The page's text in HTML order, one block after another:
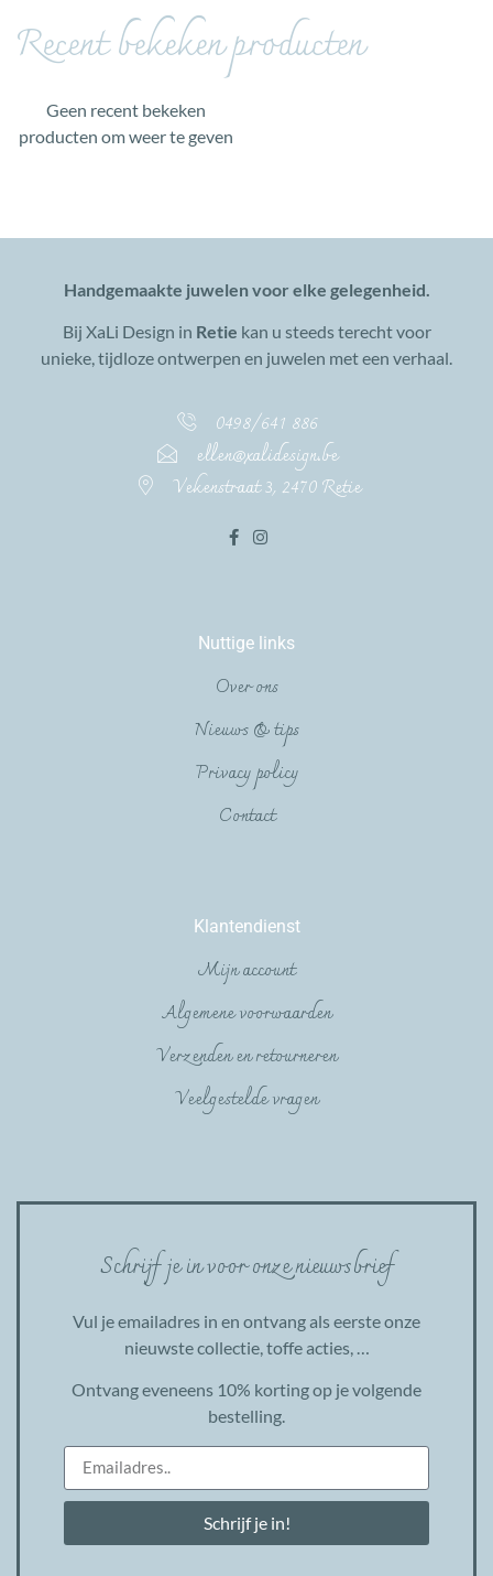
Recent bekeken producten
Geen recent bekeken
producten om weer te geven
Handgemaakte juwelen voor elke gelegenheid.
Bij XaLi Design in Retie kan u steeds terecht voor
unieke, tijdloze ontwerpen en juwelen met een verhaal.
0498/641 886
ellen@xalidesign.be
Vekenstraat 3, 2470 Retie
Nuttige links
Over ons
Nieuws & tips
Privacy policy
Contact
Klantendienst
Mijn account
Algemene voorwaarden
Verzenden en retourneren
Veelgestelde vragen
Schrijf je in voor onze nieuwsbrief
Vul je emailadres in en ontvang als eerste onze
nieuwste collectie, toffe acties, …
Ontvang eveneens 10% korting op je volgende
bestelling.
Schrijf je in!